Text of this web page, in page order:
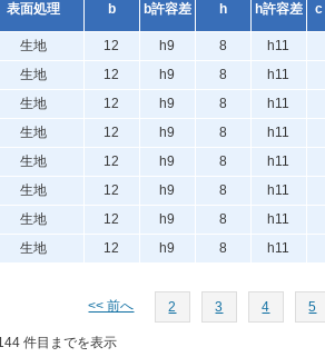
表面処理 b b許容差 h h許容差 c
生地 12 h9 8
h11
生地 12 h9 8
h11
生地 12 h9 8
h11
生地 12 h9 8
h11
生地 12 h9 8
h11
生地 12 h9 8
h11
生地 12 h9 8
h11
生地 12 h9 8 h11
<< 前へ 2 3 4 5
件目までを表示